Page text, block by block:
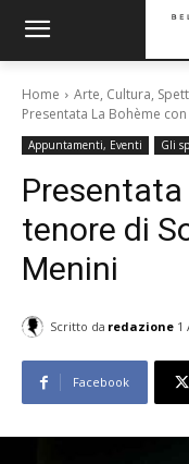
Home Arte, Cultura,
Presentata La Bohème
Appuntamenti, Eventi Gli
tenore di
Menini
Scritto da redazione 1
Facebook